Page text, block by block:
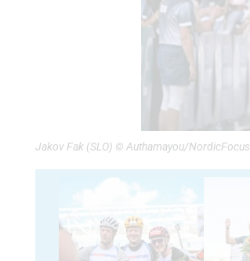
Jakov Fak (SLO) © Authamayou/NordicFocus